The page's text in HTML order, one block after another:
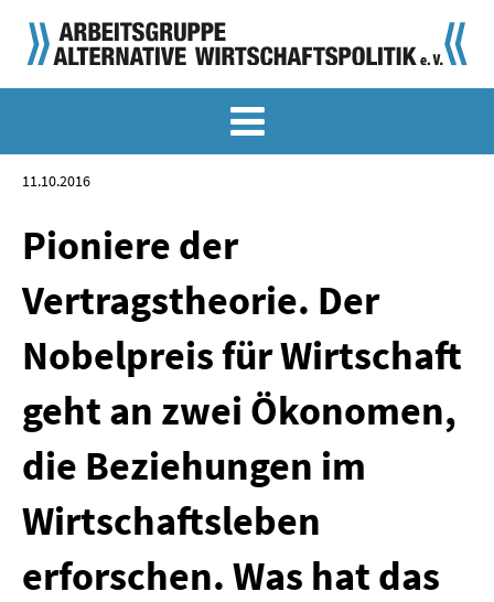
KLASSIKER
SONDERVERÖFFENTLICHUNGEN
LANGFASSUNGEN ZU DEN MEMORANDEN
MATERIALIEN
MATERIALIEN ZU DEN MEMORANDEN
MATERIALIEN ZUR SOMMERSCHULE
MEMO-FORUM
11.10.2016
Pioniere der
Vertragstheorie. Der
Nobelpreis für Wirtschaft
geht an zwei Ökonomen,
die Beziehungen im
Wirtschaftsleben
erforschen. Was hat das